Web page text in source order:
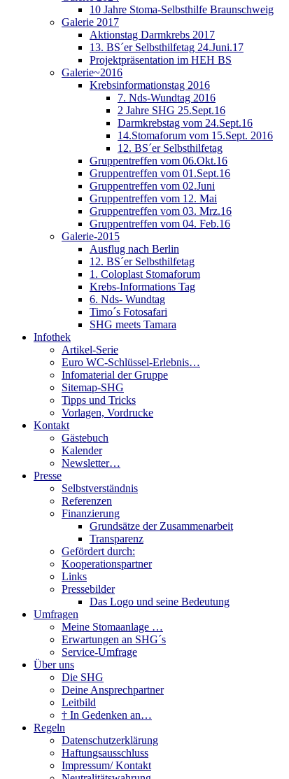
10 Jahre Stoma-Selbsthilfe Braunschweig
Galerie 2017
Aktionstag Darmkrebs 2017
13. BS´er Selbsthilfetag 24.Juni.17
Projektpräsentation im HEH BS
Galerie~2016
Krebsinformationstag 2016
7. Nds-Wundtag 2016
2 Jahre SHG 25.Sept.16
Darmkrebstag vom 24.Sept.16
14.Stomaforum vom 15.Sept. 2016
12. BS´er Selbsthilfetag
Gruppentreffen vom 06.Okt.16
Gruppentreffen vom 01.Sept.16
Gruppentreffen vom 02.Juni
Gruppentreffen vom 12. Mai
Gruppentreffen vom 03. Mrz.16
Gruppentreffen vom 04. Feb.16
Galerie-2015
Ausflug nach Berlin
12. BS´er Selbsthilfetag
1. Coloplast Stomaforum
Krebs-Informations Tag
6. Nds- Wundtag
Timo´s Fotosafari
SHG meets Tamara
Infothek
Artikel-Serie
Euro WC-Schlüssel-Erlebnis…
Infomaterial der Gruppe
Sitemap-SHG
Tipps und Tricks
Vorlagen, Vordrucke
Kontakt
Gästebuch
Kalender
Newsletter…
Presse
Selbstverständnis
Referenzen
Finanzierung
Grundsätze der Zusammenarbeit
Transparenz
Gefördert durch:
Kooperationspartner
Links
Pressebilder
Das Logo und seine Bedeutung
Umfragen
Meine Stomaanlage …
Erwartungen an SHG´s
Service-Umfrage
Über uns
Die SHG
Deine Ansprechpartner
Leitbild
† In Gedenken an…
Regeln
Datenschutzerklärung
Haftungsausschluss
Impressum/ Kontakt